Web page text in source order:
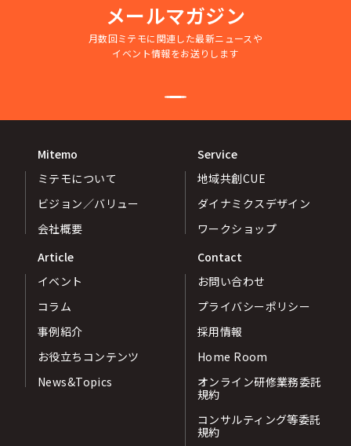
メールマガジン
月数回ミテモに関連した最新ニュースや
イベント情報をお送りします
Mitemo
ミテモについて
ビジョン／バリュー
会社概要
Service
地域共創CUE
ダイナミクスデザイン
ワークショップ
Article
イベント
コラム
事例紹介
お役立ちコンテンツ
News&Topics
Contact
お問い合わせ
プライバシーポリシー
採用情報
Home Room
オンライン研修業務委託
規約
コンサルティング等委託
規約